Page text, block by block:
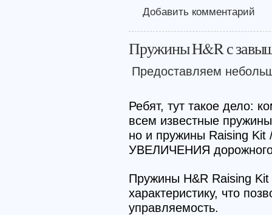
Добавить комментарий
Пружины H&R с
Предоставляем
Ребят, тут такое дело:
всем известные
но и пружины Raising Kit
УВЕЛИЧЕНИЯ
Пружины H&R Raising
характеристику, что
управляемость.